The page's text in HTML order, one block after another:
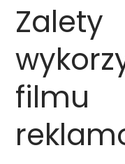
Zalety
filmu